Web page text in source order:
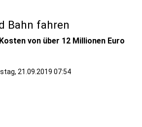
Bahn fahren
von über 12 Millionen Euro
21.09.2019 07:54